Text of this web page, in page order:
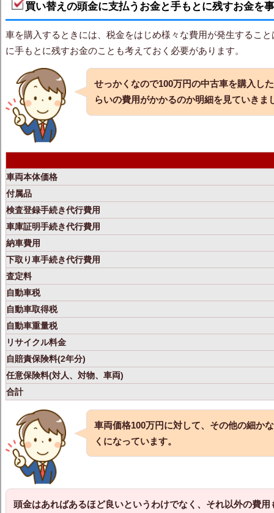
買い替えの頭金に支払うお金と手もとに残すお金を
車を購入するときには、税金をはじめ様々な費用が発生するこ
に手もとに残すお金のことも考えておく必要があります。
せっかくなので100万円の中古車を購入し
らいの費用がかかるのか明細を見ていきま
車両本体価格
付属品
検査登録手続き代行費用
車庫証明手続き代行費用
納車費用
下取り車手続き代行費用
査定料
自動車税
自動車取得税
自動車重量税
リサイクル料金
自賠責保険料(2年分)
任意保険料(対人、対物、車両)
合計
車両価格100万円に対して、その他の細か
くになっています。
頭金はあればあるほど良いというわけでなく、それ以外の費用